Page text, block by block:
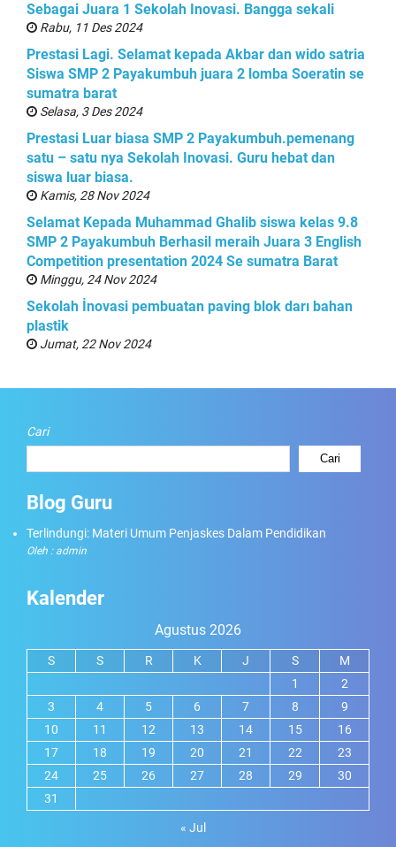
Sebagai Juara 1 Sekolah Inovasi. Bangga sekali
Rabu, 11 Des 2024
Prestasi Lagi. Selamat kepada Akbar dan wido satria
Siswa SMP 2 Payakumbuh juara 2 lomba Soeratin se
sumatra barat
Selasa, 3 Des 2024
Prestasi Luar biasa SMP 2 Payakumbuh.pemenang
satu – satu nya Sekolah Inovasi. Guru hebat dan
siswa luar biasa.
Kamis, 28 Nov 2024
Selamat Kepada Muhammad Ghalib siswa kelas 9.8
SMP 2 Payakumbuh Berhasil meraih Juara 3 English
Competition presentation 2024 Se sumatra Barat
Minggu, 24 Nov 2024
Sekolah İnovasi pembuatan paving blok darı bahan
plastik
Jumat, 22 Nov 2024
Cari
Cari
Blog Guru
Terlindungi: Materi Umum Penjaskes Dalam Pendidikan
Oleh : admin
Kalender
Agustus 2026
S S R K J S
M
1
2
3
4 5 6 7 8
9
10
11 12 13 14 15
16
17
18 19 20 21 22
23
24
25 26 27 28 29
30
31
« Jul